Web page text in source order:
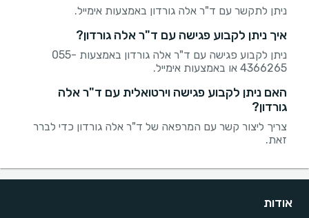
ניתן לתקשר עם ד"ר אלה גורדון באמצעות אימייל.
איך ניתן לקבוע פגישה עם ד"ר אלה גורדון?
ניתן לקבוע פגישה עם ד"ר אלה גורדון באמצעות 055-
4366265 או באמצעות אימייל.
האם ניתן לקבוע פגישה וירטואלית עם ד"ר אלה
גורדון?
צריך ליצור קשר עם המרפאה של ד"ר אלה גורדון כדי לברר
זאת.
אודות